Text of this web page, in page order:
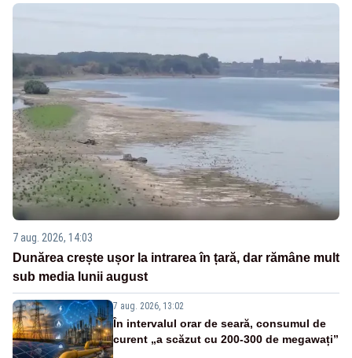
7 aug. 2026, 14:03
Dunărea crește ușor la intrarea în țară, dar rămâne mult
sub media lunii august
7 aug. 2026, 13:02
În intervalul orar de seară, consumul de
curent „a scăzut cu 200-300 de megawați”